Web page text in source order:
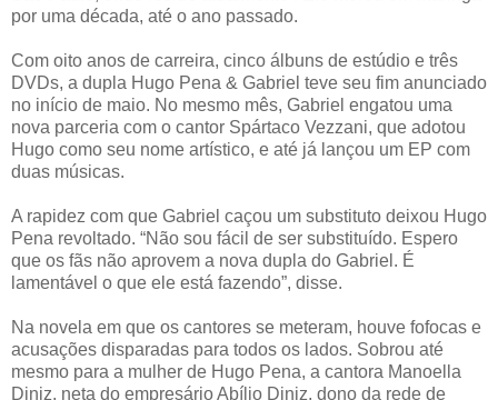
por uma década, até o ano passado.
Com oito anos de carreira, cinco álbuns de estúdio e três
DVDs, a dupla Hugo Pena & Gabriel teve seu fim anunciado
no início de maio. No mesmo mês, Gabriel engatou uma
nova parceria com o cantor Spártaco Vezzani, que adotou
Hugo como seu nome artístico, e até já lançou um EP com
duas músicas.
A rapidez com que Gabriel caçou um substituto deixou Hugo
Pena revoltado. “Não sou fácil de ser substituído. Espero
que os fãs não aprovem a nova dupla do Gabriel. É
lamentável o que ele está fazendo”, disse.
Na novela em que os cantores se meteram, houve fofocas e
acusações disparadas para todos os lados. Sobrou até
mesmo para a mulher de Hugo Pena, a cantora Manoella
Diniz, neta do empresário Abílio Diniz, dono da rede de